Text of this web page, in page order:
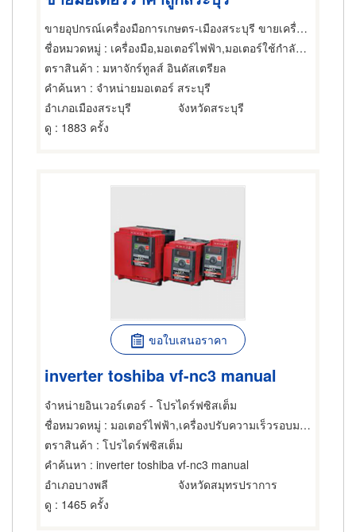
ขายอุปกรณ์เครื่องมือการเกษตร-เมืองสระบุรี ขายเครื่องมือช่างอุตสาหกรรม-สระบุรี มหาจักรทูลส์อินดัสเตรียล
ชื่อหมวดหมู่ : เครื่องมือ,มอเตอร์ไฟฟ้า,มอเตอร์ใช้กำลังลม
ตราสินค้า : มหาจักร์ทูลส์ อินดัสเตรียล
คำค้นหา : จำหน่ายมอเตอร์ สระบุรี
อำเภอเมืองสระบุรี
จังหวัดสระบุรี
ดู : 1883 ครั้ง
ขอใบเสนอราคา
inverter toshiba vf-nc3 manual
จำหน่ายอินเวอร์เตอร์ - โปรไดร์ฟซิสเต็ม
ชื่อหมวดหมู่ : มอเตอร์ไฟฟ้า,เครื่องปรับความเร็วรอบมอเตอร์ไฟฟ้า,ซ่อมมอเตอร์ไฟฟ้า
ตราสินค้า : โปรไดร์ฟซิสเต็ม
คำค้นหา : inverter toshiba vf-nc3 manual
อำเภอบางพลี
จังหวัดสมุทรปราการ
ดู : 1465 ครั้ง